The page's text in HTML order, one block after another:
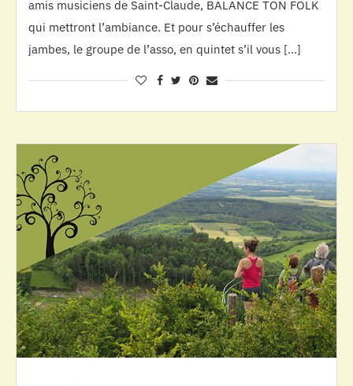
amis musiciens de Saint-Claude, BALANCE TON FOLK
qui mettront l’ambiance. Et pour s’échauffer les
jambes, le groupe de l’asso, en quintet s’il vous […]